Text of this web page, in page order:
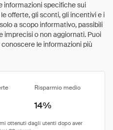
informazioni specifiche sui
offerte, gli sconti, gli incentivi e i
a scopo informativo, passibili
imprecisi o non aggiornati. Puoi
le informazioni più
Risparmio medio
14%